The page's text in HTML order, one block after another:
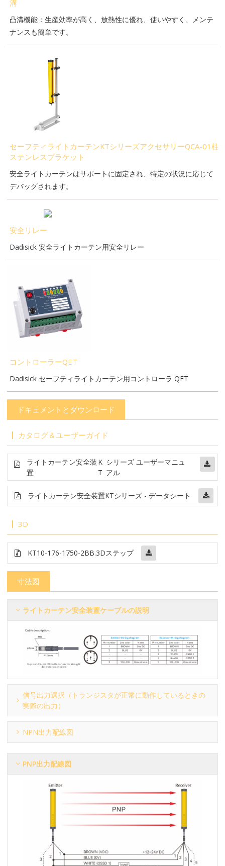
溝
凸溝機能：生産効率が高く、放熱性に優れ、使いやすく、メンテ
ナンスも簡単です。
セーフティライトカーテンKTシリーズアクセサリーQCA-01柱
ステンレスブラケット
安全ライトカーテンはサポートに固定され、特定の状況に応じて
デバッグされます。
安全リレー
Dadisick 安全ライトカーテン用安全リレー
コントローラーQET
Dadisick セーフティライトカーテン用コントローラ QET
ドキュメントとダウンロード
カタログ＆ユーザーガイド
ライトカーテン安全装
置
K
T
シリーズ ユーザーマニュ
アル
ライトカーテン安全装置KTシリーズ - データシート
3D
KT10-176-1750-2BB.3Dステップ
寸法図
ライトカーテン安全装置ケーブルの説明
信号出力選択（トランジスタが正常に動作しているときの
実際の出力）
NPN出力配線図
PNP出力配線図